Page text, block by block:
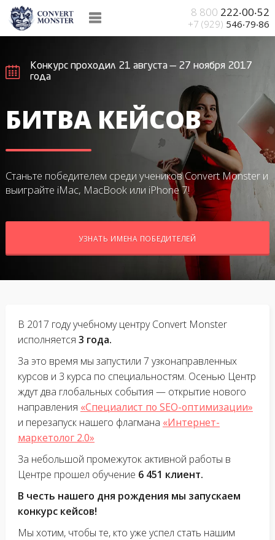
8 800 222‧00‧52
+7 (929) 546‧79‧86
Конкурс проходил 21 августа — 27 ноября 2017
года
БИТВА КЕЙСОВ
Станьте победителем среди учеников Convert Monsterи
выиграйте iMac, MacBook или iPhone 7!
УЗНАТЬ ИМЕНА ПОБЕДИТЕЛЕЙ
В 2017 году учебному центру Convert Monster
исполняется 3 года.
За это время мы запустили 7 узконаправленных
курсов и 3 курса по специальностям. Осенью Центр
ждут два глобальных события — открытие нового
направления «Специалист по SEO-оптимизации»
и перезапуск нашего флагмана «Интернет-
маркетолог 2.0»
За небольшой промежуток активной работы в
Центре прошел обучение 6 451 клиент.
В честь нашего дня рождения мы запускаем
конкурс кейсов!
Мы хотим, чтобы те, кто уже успел стать нашим